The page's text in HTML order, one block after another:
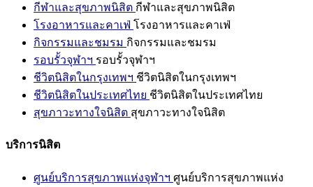
กีฬาและสุขภาพนิสิต กีฬาและสุขภาพนิสิต
โรงอาหารและคาเฟ่ โรงอาหารและคาเฟ่
กิจกรรมและชมรม กิจกรรมและชมรม
รอบรั้วจุฬาฯ รอบรั้วจุฬาฯ
ชีวิตนิสิตในกรุงเทพฯ ชีวิตนิสิตในกรุงเทพฯ
ชีวิตนิสิตในประเทศไทย ชีวิตนิสิตในประเทศไทย
สุขภาวะทางใจนิสิต สุขภาวะทางใจนิสิต
บริการนิสิต
ศูนย์บริการสุขภาพแห่งจุฬาฯ ศูนย์บริการสุขภาพแห่ง